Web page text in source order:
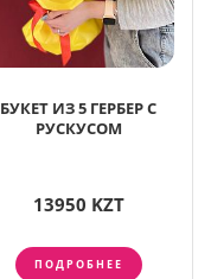
БУКЕТ ИЗ 5 ГЕРБЕР С
РУСКУСОМ
13950 KZT
ПОДРОБНЕЕ